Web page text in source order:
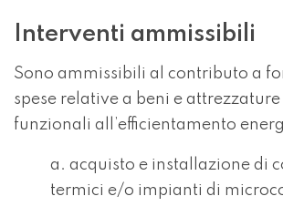
Interventi ammissibili
Sono ammissibili al contributo a
spese relative a beni e
funzionali all’efficientamento
a. acquisto e installazione di
termici e/o impianti di